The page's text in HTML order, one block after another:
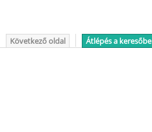
Következő oldal Átlépés a keresőbe